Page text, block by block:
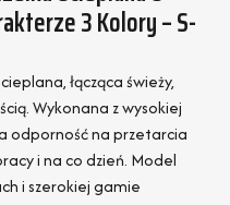
3 Kolory – S-
łącząca świeży,
Wykonana z wysokiej
odporność na przetarcia
i na co dzień. Model
i szerokiej gamie